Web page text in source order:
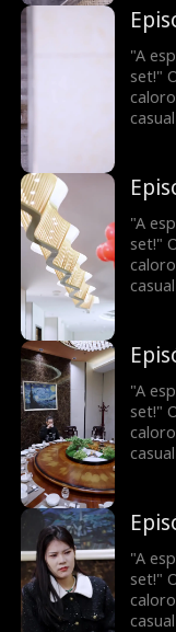
me
"A
set!"
me
"A
set!"
me
"A
set!"
me
"A
set!"